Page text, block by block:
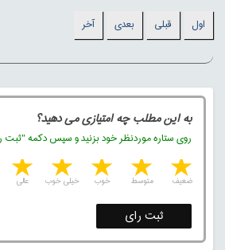
اول قبلی بعدی آخر
به این مطلب چه امتیازی می دهید؟
روی ستاره موردنظر خود بزنید و سپس دکمه "ثبت
4 stars 3 stars 2 stars 1 star عالی خیلی خوب خوب متوسط ضعیف
ثبت رای